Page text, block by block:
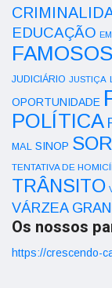
EDUCAÇÃO
FAMOSOS
JUDICIÁRIO JUSTIÇA
OPORTUNIDADE
POLÍTICA
MAL SINOP
TENTATIVA DE
TRÂNSITO
VÁRZEA
Os nossos
https://crescendo-